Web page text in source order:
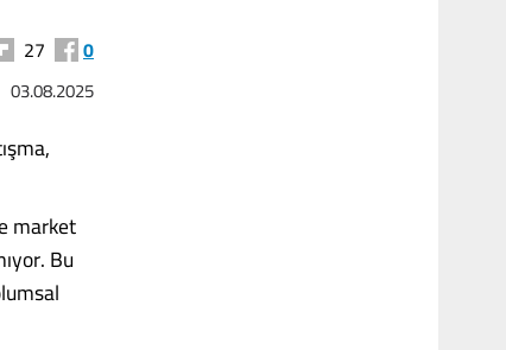
27 0
03.08.2025
market
Bu